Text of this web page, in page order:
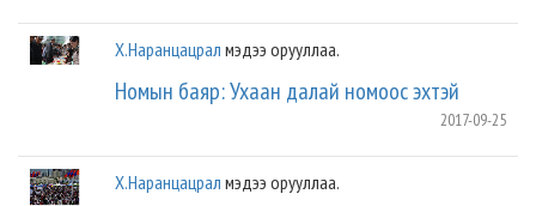
Х.Наранцацрал мэдээ орууллаа.
Номын баяр: Ухаан далай номоос эхтэй
2017-09-25
Х.Наранцацрал мэдээ орууллаа.